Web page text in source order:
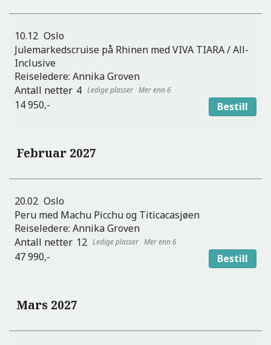
10.12 Oslo
Julemarkedscruise på Rhinen med VIVA TIARA / All-
Inclusive
Reiseledere: Annika Groven
4
Mer enn 6
14 950,- Bestill
Februar 2027
20.02 Oslo
Peru med Machu Picchu og Titicacasjøen
Reiseledere: Annika Groven
12
Mer enn 6
47 990,- Bestill
Mars 2027